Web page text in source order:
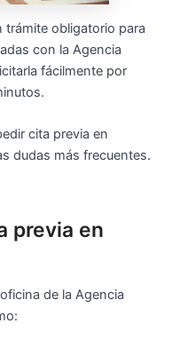
trámite obligatorio para
con la Agencia
fácilmente por
cita previa en
dudas más frecuentes.
previa en
de la Agencia